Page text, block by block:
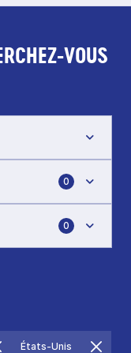
VOUS
0
0
États-Unis